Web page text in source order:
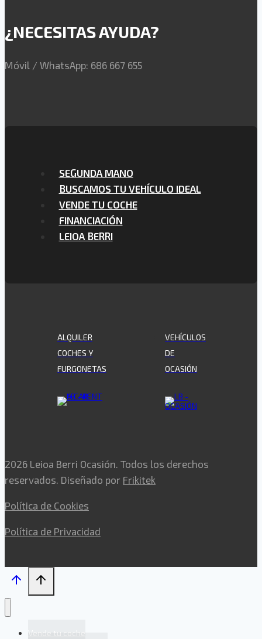
¿NECESITAS AYUDA?
Móvil / WhatsApp: 686 667 655
SEGUNDA MANO
BUSCAMOS TU VEHÍCULO IDEAL
VENDE TU COCHE
FINANCIACIÓN
LEIOA BERRI
ALQUILER
COCHES Y
FURGONETAS
VEHÍCULOS
DE
OCASIÓN
2026 Leioa Berri Ocasión. Todos los derechos
reservados. Diseñado por Frikitek
Política de Cookies
Política de Privacidad
Vende tu coche